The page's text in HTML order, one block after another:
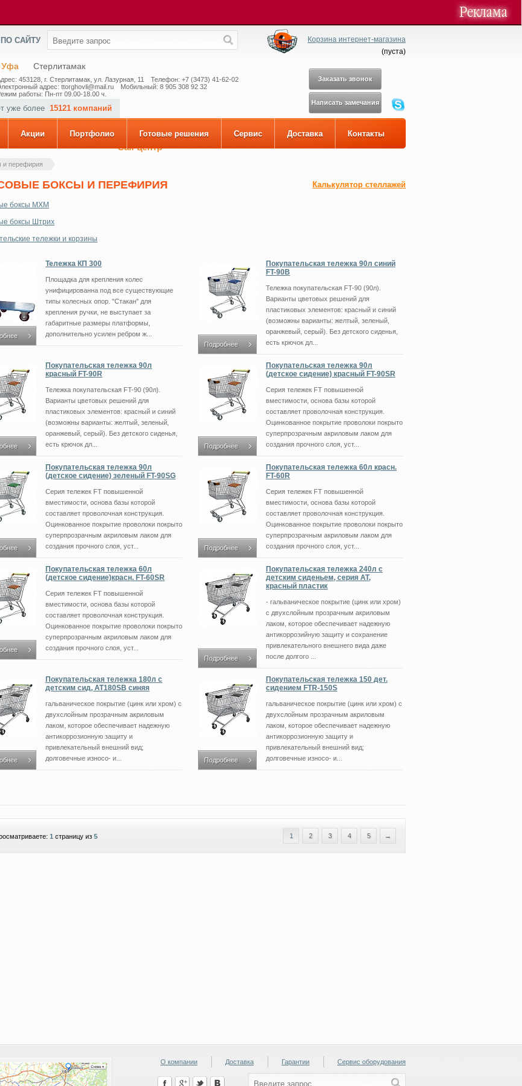
САЙТУ
Корзина интернет-магазина
(пуста)
Уфа Стерлитамак
453128, г. Стерлитамак, ул. Лазурная, 11
Телефон: +7 (3473) 41-62-02
адрес: ttorghovli@mail.ru
Мобильный: 8 905 308 92 32
работы: Пн-пт 09.00-18.00 ч.
Заказать звонок
Написать замечания
Call-центр
уже более 15121 компаний
Акции Портфолио Готовые решения Сервис Доставка Контакты
и перефирия
Калькулятор стеллажей
БОКСЫ И ПЕРЕФИРИЯ
боксы МХМ
боксы Штрих
тележки и корзины
Тележка КП 300
Площадка для крепления колес
унифицированна под все существующие
типы колесных опор. "Стакан" для
крепления ручки, не выступает за
габаритные размеры платформы,
дополнительно усилен ребром ж...
Подробнее
Покупательская тележка 90л синий
FT-90В
Тележка покупательская FT-90 (90л).
Варианты цветовых решений для
пластиковых элементов: красный и синий
(возможны варианты: желтый, зеленый,
оранжевый, серый). Без детского сиденья,
есть крючок дл...
Покупательская тележка 90л
красный FT-90R
Тележка покупательская FT-90 (90л).
Варианты цветовых решений для
пластиковых элементов: красный и синий
(возможны варианты: желтый, зеленый,
оранжевый, серый). Без детского сиденья,
есть крючок дл...
Подробнее
Покупательская тележка 90л
(детское сидение) красный FT-90SR
Серия тележек FT повышенной
вместимости, основа базы которой
составляет проволочная конструкция.
Оцинкованное покрытие проволоки покрыто
суперпрозрачным акриловым лаком для
создания прочного слоя, уст...
Покупательская тележка 90л
(детское сидение) зеленый FT-90SG
Серия тележек FT повышенной
вместимости, основа базы которой
составляет проволочная конструкция.
Оцинкованное покрытие проволоки покрыто
суперпрозрачным акриловым лаком для
создания прочного слоя, уст...
Подробнее
Покупательская тележка 60л красн.
FT-60R
Серия тележек FT повышенной
вместимости, основа базы которой
составляет проволочная конструкция.
Оцинкованное покрытие проволоки покрыто
суперпрозрачным акриловым лаком для
создания прочного слоя, уст...
Покупательская тележка 60л
(детское сидение)красн. FT-60SR
Серия тележек FT повышенной
вместимости, основа базы которой
составляет проволочная конструкция.
Оцинкованное покрытие проволоки покрыто
суперпрозрачным акриловым лаком для
создания прочного слоя, уст...
Подробнее
Покупательская тележка 240л с
детским сиденьем, серия АТ,
красный пластик
- гальваническое покрытие (цинк или хром)
с двухслойным прозрачным акриловым
лаком, которое обеспечивает надежную
антикоррозийную защиту и сохранение
привлекательного внешнего вида даже
после долгого ...
Покупательская тележка 180л с
детским сид, AT180SB синяя
гальваническое покрытие (цинк или хром) с
двухслойным прозрачным акриловым
лаком, которое обеспечивает надежную
антикоррозионную защиту и
привлекательный внешний вид;
долговечные износо- и...
Подробнее
Покупательская тележка 150 дет.
сидением FTR-150S
гальваническое покрытие (цинк или хром) с
двухслойным прозрачным акриловым
лаком, которое обеспечивает надежную
антикоррозионную защиту и
привлекательный внешний вид;
долговечные износо- и...
1 страницу из 5 1 2 3 4 5 →
О компании Доставка Гарантии Сервис оборудования